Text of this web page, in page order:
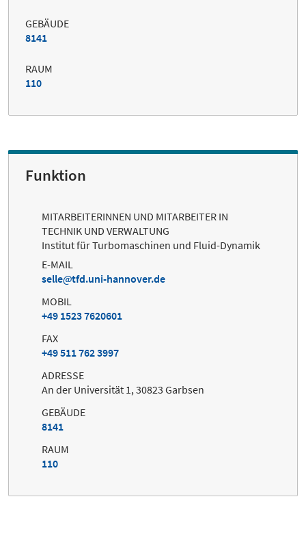
GEBÄUDE
8141
RAUM
110
Funktion
MITARBEITERINNEN UND MITARBEITER IN
TECHNIK UND VERWALTUNG
Institut für Turbomaschinen und Fluid-Dynamik
E-MAIL
selle
tfd.uni-hannover.de
MOBIL
+49 1523 7620601
FAX
+49 511 762 3997
ADRESSE
An der Universität 1, 30823 Garbsen
GEBÄUDE
8141
RAUM
110